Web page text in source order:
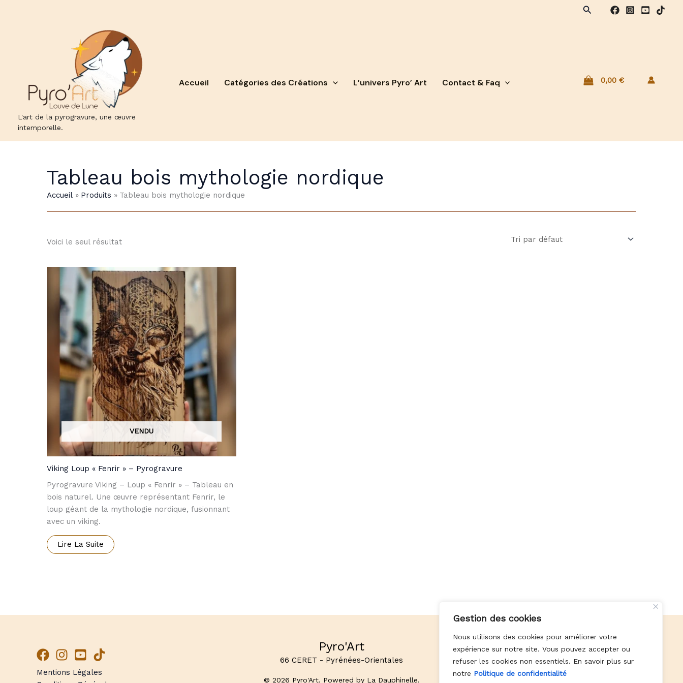
Gestion des cookies
Nous utilisons des cookies pour améliorer votre
expérience sur notre site. Vous pouvez accepter ou
refuser les cookies non essentiels. En savoir plus sur
notre Politique de confidentialité
Rechercher
L'art de la pyrogravure, une œuvre
intemporelle.
Accueil Catégories des Créations L’univers Pyro’ Art Contact & Faq 0,00 €
Tableau bois mythologie nordique
Accueil Produits Tableau bois mythologie nordique
Voici le seul résultat
Viking Loup « Fenrir » – Pyrogravure
Pyrogravure Viking – Loup « Fenrir » – Tableau en
bois naturel. Une œuvre représentant Fenrir, le
loup géant de la mythologie nordique, fusionnant
avec un viking.
Lire La Suite
Mentions Légales
Pyro'Art
66 CERET - Pyrénées-Orientales
© 2026 Pyro'Art. Powered by La Dauphinelle.
Paiement en 4 fois sans frais